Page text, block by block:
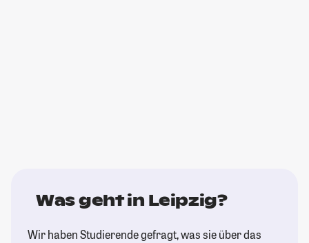
Was geht in Leipzig?
Wir haben Studierende gefragt, was sie über das